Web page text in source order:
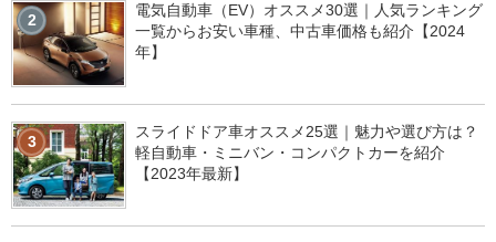
2
電気自動車（EV）オススメ30選｜人気ランキング
一覧からお安い車種、中古車価格も紹介【2024
年】
3
スライドドア車オススメ25選｜魅力や選び方は？
軽自動車・ミニバン・コンパクトカーを紹介
【2023年最新】